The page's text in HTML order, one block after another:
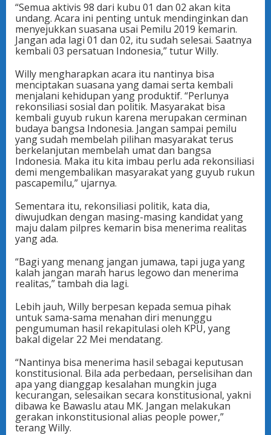
“Semua aktivis 98 dari kubu 01 dan 02 akan kita
undang. Acara ini penting untuk mendinginkan dan
menyejukkan suasana usai Pemilu 2019 kemarin.
Jangan ada lagi 01 dan 02, itu sudah selesai. Saatnya
kembali 03 persatuan Indonesia,” tutur Willy.
Willy mengharapkan acara itu nantinya bisa
menciptakan suasana yang damai serta kembali
menjalani kehidupan yang produktif. “Perlunya
rekonsiliasi sosial dan politik. Masyarakat bisa
kembali guyub rukun karena merupakan cerminan
budaya bangsa Indonesia. Jangan sampai pemilu
yang sudah membelah pilihan masyarakat terus
berkelanjutan membelah umat dan bangsa
Indonesia. Maka itu kita imbau perlu ada rekonsiliasi
demi mengembalikan masyarakat yang guyub rukun
pascapemilu,” ujarnya.
Sementara itu, rekonsiliasi politik, kata dia,
diwujudkan dengan masing-masing kandidat yang
maju dalam pilpres kemarin bisa menerima realitas
yang ada.
“Bagi yang menang jangan jumawa, tapi juga yang
kalah jangan marah harus legowo dan menerima
realitas,” tambah dia lagi.
Lebih jauh, Willy berpesan kepada semua pihak
untuk sama-sama menahan diri menunggu
pengumuman hasil rekapitulasi oleh KPU, yang
bakal digelar 22 Mei mendatang.
“Nantinya bisa menerima hasil sebagai keputusan
konstitusional. Bila ada perbedaan, perselisihan dan
apa yang dianggap kesalahan mungkin juga
kecurangan, selesaikan secara konstitusional, yakni
dibawa ke Bawaslu atau MK. Jangan melakukan
gerakan inkonstitusional alias people power,”
terang Willy.